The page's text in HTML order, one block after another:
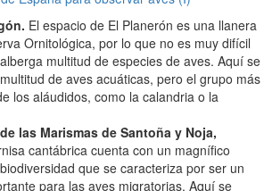
El espacio de El Planerón es una llanera
Ornitológica, por lo que no es muy difícil
multitud de especies de aves. Aquí se
de aves acuáticas, pero el grupo más
los aláudidos, como la calandria o la
las Marismas de Santoña y Noja,
cantábrica cuenta con un magnífico
que se caracteriza por ser un
para las aves migratorias. Aquí se